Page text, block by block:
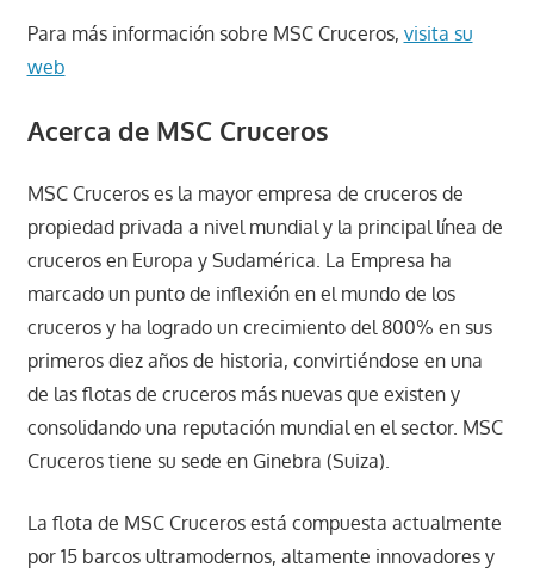
Para más información sobre MSC Cruceros, visita su
web
Acerca de MSC Cruceros
MSC Cruceros es la mayor empresa de cruceros de
propiedad privada a nivel mundial y la principal línea de
cruceros en Europa y Sudamérica. La Empresa ha
marcado un punto de inflexión en el mundo de los
cruceros y ha logrado un crecimiento del 800% en sus
primeros diez años de historia, convirtiéndose en una
de las flotas de cruceros más nuevas que existen y
consolidando una reputación mundial en el sector. MSC
Cruceros tiene su sede en Ginebra (Suiza).
La flota de MSC Cruceros está compuesta actualmente
por 15 barcos ultramodernos, altamente innovadores y